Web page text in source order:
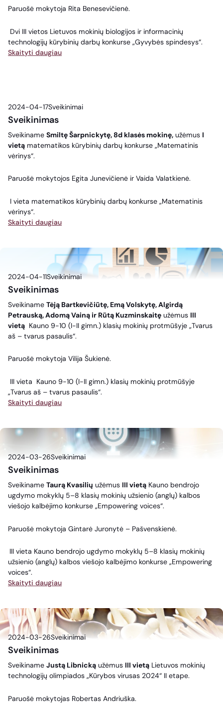
Paruošė mokytoja Rita Benesevičienė.
Dvi III vietos Lietuvos mokinių biologijos ir informacinių
technologijų kūrybinių darbų konkurse „Gyvybės spindesys“.
Skaityti daugiau
2024-04-17Sveikinimai
Sveikinimas
Sveikiname Smiltę Šarpnickytę, 8d klasės mokinę, užėmus I
vietą matematikos kūrybinių darbų konkurse „Matematinis
vėrinys“.
Paruošė mokytojos Egita Junevičienė ir Vaida Valatkienė.
I vieta matematikos kūrybinių darbų konkurse „Matematinis
vėrinys“.
Skaityti daugiau
2024-04-11Sveikinimai
Sveikinimas
Sveikiname Tėją Bartkevičiūtę, Emą Volskytę, Algirdą
Petrauską, Adomą Vainą ir Rūtą Kuzminskaitę užėmus III
vietą Kauno 9-10 (I-II gimn.) klasių mokinių protmūšyje „Tvarus
aš – tvarus pasaulis“.
Paruošė mokytoja Vilija Šukienė.
III vieta Kauno 9-10 (I-II gimn.) klasių mokinių protmūšyje
„Tvarus aš – tvarus pasaulis“.
Skaityti daugiau
2024-03-26Sveikinimai
Sveikinimas
Sveikiname Taurą Kvasilių užėmus III vietą Kauno bendrojo
ugdymo mokyklų 5–8 klasių mokinių užsienio (anglų) kalbos
viešojo kalbėjimo konkurse „Empowering voices“.
Paruošė mokytoja Gintarė Juronytė – Pašvenskienė.
III vieta Kauno bendrojo ugdymo mokyklų 5–8 klasių mokinių
užsienio (anglų) kalbos viešojo kalbėjimo konkurse „Empowering
voices“.
Skaityti daugiau
2024-03-26Sveikinimai
Sveikinimas
Sveikiname Justą Libnicką užėmus III vietą Lietuvos mokinių
technologijų olimpiados „Kūrybos virusas 2024“ II etape.
Paruošė mokytojas Robertas Andriuška.